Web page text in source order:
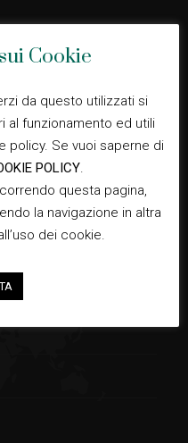
d'Artico
Cookie
da questo utilizzati si
al funzionamento ed utili
policy. Se vuoi saperne di
POLICY.
questa pagina,
la navigazione in altra
dei cookie.